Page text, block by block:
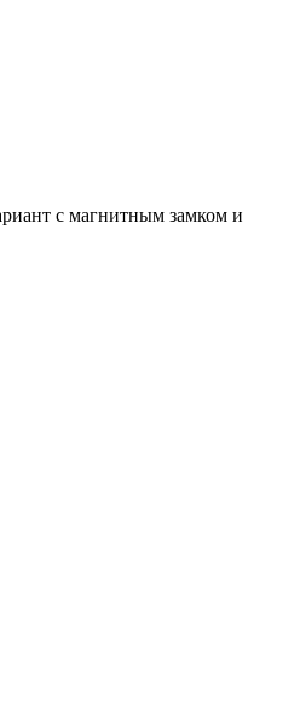
с магнитным замком и